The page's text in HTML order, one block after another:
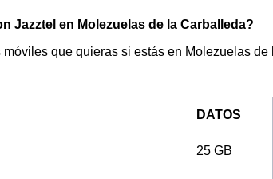
Jazztel en Molezuelas de la Carballeda?
que quieras si estás en Molezuelas
DATOS
25 GB